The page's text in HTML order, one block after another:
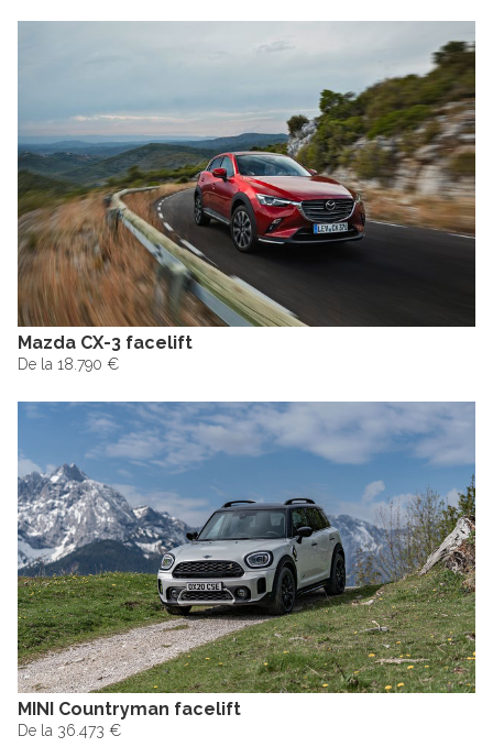
Mazda CX-3 facelift
De la 18.790 €
MINI Countryman facelift
De la 36.473 €